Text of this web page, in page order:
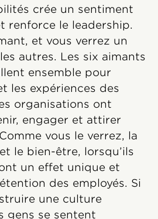
crée un sentiment
renforce le leadership.
et vous verrez un
autres. Les six aimants
ensemble pour
les expériences des
organisations ont
engager et attirer
vous le verrez, la
le bien-être, lorsqu’ils
un effet unique et
des employés. Si
une culture
gens se sentent